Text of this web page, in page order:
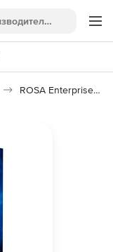
ROSA Enterprise Desktop